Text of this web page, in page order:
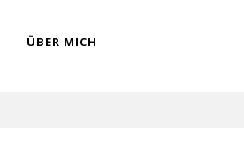
ÜBER MICH